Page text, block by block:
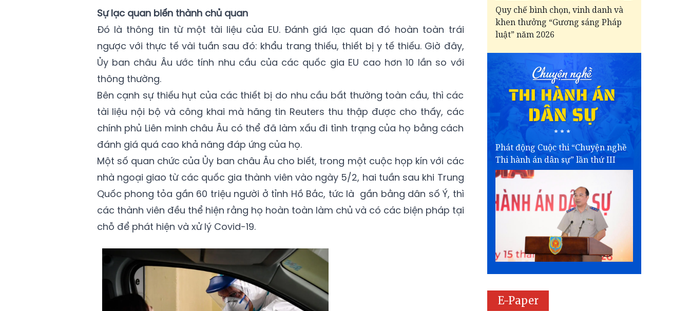
Sự lạc quan biến thành chủ quan
Đó là thông tin từ một tài liệu của EU. Đánh giá lạc quan đó hoàn toàn trái
ngược với thực tế vài tuần sau đó: khẩu trang thiếu, thiết bị y tế thiếu. Giờ đây,
Ủy ban châu Âu ước tính nhu cầu của các quốc gia EU cao hơn 10 lần so với
thông thường.
Bên cạnh sự thiếu hụt của các thiết bị do nhu cầu bất thường toàn cầu, thì các
tài liệu nội bộ và công khai mà hãng tin Reuters thu thập được cho thấy, các
chính phủ Liên minh châu Âu có thể đã làm xấu đi tình trạng của họ bằng cách
đánh giá quá cao khả năng đáp ứng của họ.
Một số quan chức của Ủy ban châu Âu cho biết, trong một cuộc họp kín với các
nhà ngoại giao từ các quốc gia thành viên vào ngày 5/2, hai tuần sau khi Trung
Quốc phong tỏa gần 60 triệu người ở tỉnh Hồ Bắc, tức là gần bằng dân số Ý, thì
các thành viên đều thể hiện rằng họ hoàn toàn làm chủ và có các biện pháp tại
chỗ để phát hiện và xử lý Covid-19.
Quy chế bình chọn, vinh danh và
khen thưởng “Gương sáng Pháp
luật” năm 2026
Phát động Cuộc thi “Chuyện nghề
Thi hành án dân sự” lần thứ III
E-Paper